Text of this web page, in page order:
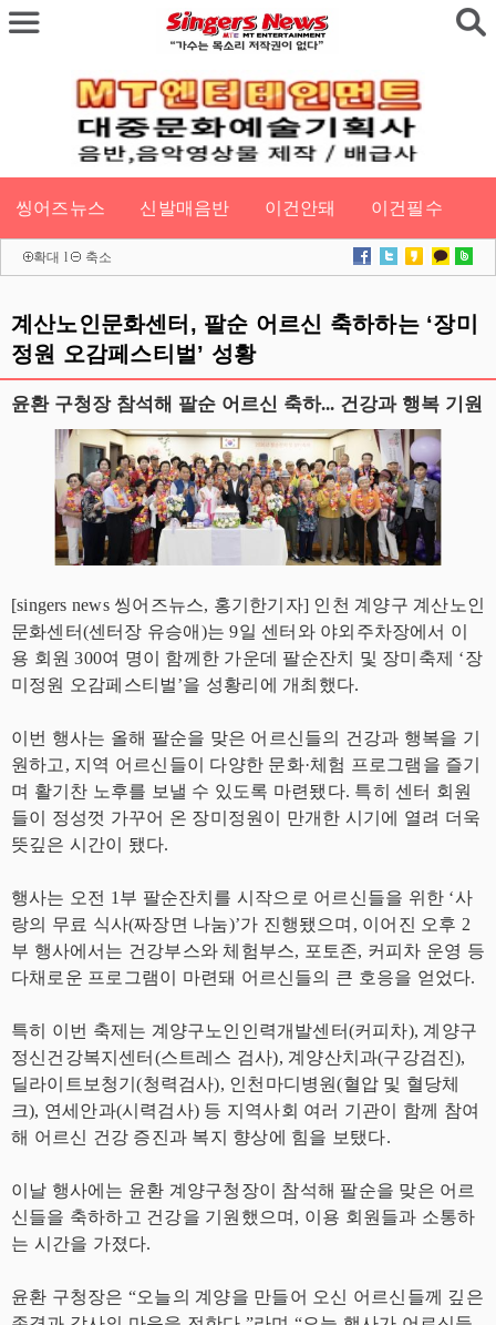
씽어즈뉴스 신발매음반 이건안돼 이건필수
확대 l 축소
계산노인문화센터, 팔순 어르신 축하하는 ‘장미
정원 오감페스티벌’ 성황
윤환 구청장 참석해 팔순 어르신 축하... 건강과 행복 기원
[singers news 씽어즈뉴스, 홍기한기자] 인천 계양구 계산노인
문화센터(센터장 유승애)는 9일 센터와 야외주차장에서 이
용 회원 300여 명이 함께한 가운데 팔순잔치 및 장미축제 ‘장
미정원 오감페스티벌’을 성황리에 개최했다.
이번 행사는 올해 팔순을 맞은 어르신들의 건강과 행복을 기
원하고, 지역 어르신들이 다양한 문화·체험 프로그램을 즐기
며 활기찬 노후를 보낼 수 있도록 마련됐다. 특히 센터 회원
들이 정성껏 가꾸어 온 장미정원이 만개한 시기에 열려 더욱
뜻깊은 시간이 됐다.
행사는 오전 1부 팔순잔치를 시작으로 어르신들을 위한 ‘사
랑의 무료 식사(짜장면 나눔)’가 진행됐으며, 이어진 오후 2
부 행사에서는 건강부스와 체험부스, 포토존, 커피차 운영 등
다채로운 프로그램이 마련돼 어르신들의 큰 호응을 얻었다.
특히 이번 축제는 계양구노인인력개발센터(커피차), 계양구
정신건강복지센터(스트레스 검사), 계양산치과(구강검진),
딜라이트보청기(청력검사), 인천마디병원(혈압 및 혈당체
크), 연세안과(시력검사) 등 지역사회 여러 기관이 함께 참여
해 어르신 건강 증진과 복지 향상에 힘을 보탰다.
이날 행사에는 윤환 계양구청장이 참석해 팔순을 맞은 어르
신들을 축하하고 건강을 기원했으며, 이용 회원들과 소통하
는 시간을 가졌다.
윤환 구청장은 “오늘의 계양을 만들어 오신 어르신들께 깊은